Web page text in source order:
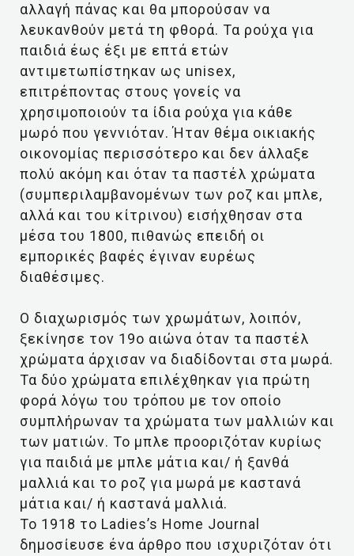
αλλαγή πάνας και θα μπορούσαν να
λευκανθούν μετά τη φθορά. Τα ρούχα για
παιδιά έως έξι με επτά ετών
αντιμετωπίστηκαν ως unisex,
επιτρέποντας στους γονείς να
χρησιμοποιούν τα ίδια ρούχα για κάθε
μωρό που γεννιόταν. Ήταν θέμα οικιακής
οικονομίας περισσότερο και δεν άλλαξε
πολύ ακόμη και όταν τα παστέλ χρώματα
(συμπεριλαμβανομένων των ροζ και μπλε,
αλλά και του κίτρινου) εισήχθησαν στα
μέσα του 1800, πιθανώς επειδή οι
εμπορικές βαφές έγιναν ευρέως
διαθέσιμες.
Ο διαχωρισμός των χρωμάτων, λοιπόν,
ξεκίνησε τον 19ο αιώνα όταν τα παστέλ
χρώματα άρχισαν να διαδίδονται στα μωρά.
Τα δύο χρώματα επιλέχθηκαν για πρώτη
φορά λόγω του τρόπου με τον οποίο
συμπλήρωναν τα χρώματα των μαλλιών και
των ματιών. Το μπλε προοριζόταν κυρίως
για παιδιά με μπλε μάτια και/ ή ξανθά
μαλλιά και το ροζ για μωρά με καστανά
μάτια και/ ή καστανά μαλλιά.
Το 1918 το Ladies’s Home Journal
δημοσίευσε ένα άρθρο που ισχυριζόταν ότι